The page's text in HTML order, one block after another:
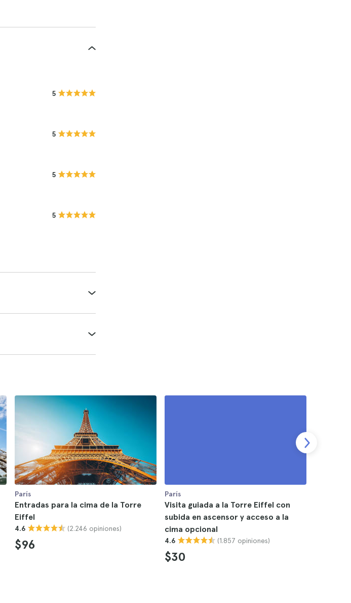
5
5
5
5
París
Entradas para la cima de la Torre
Eiffel
4.6 (2.246 opiniones)
$96
París
Visita guiada a la Torre Eiffel con
subida en ascensor y acceso a la
cima opcional
4.6 (1.857 opiniones)
$30